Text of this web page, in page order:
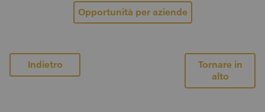
gioco voi: partecipate in coppia! Insieme a un
collega o una collega, potete aiutare
solo dona speranza e calore alle persone
bisognose, ma arricchisce anche voi stessi con
incontri ed esperienze preziose. Il vostro aiuto
fa la differenza. Unitevi a questo importante
Opportunità per aziende
Indietroalla pagina dei progetti
Tornare in
alto